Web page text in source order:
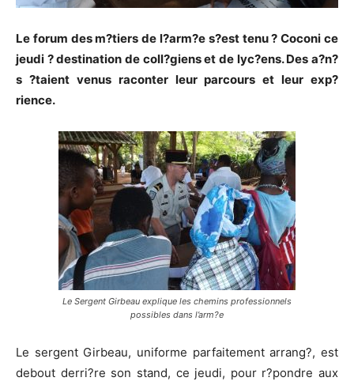
Le forum des m?tiers de l?arm?e s?est tenu ? Coconi ce
jeudi ? destination de coll?giens et de lyc?ens. Des a?n?
s ?taient venus raconter leur parcours et leur exp?
rience.
Le Sergent Girbeau explique les chemins professionnels
possibles dans l’arm?e
Le sergent Girbeau, uniforme parfaitement arrang?, est
debout derri?re son stand, ce jeudi, pour r?pondre aux